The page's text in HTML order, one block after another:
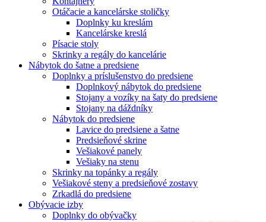
Otáčacie a kancelárske stoličky
Doplnky ku kreslám
Kancelárske kreslá
Písacie stoly
Skrinky a regály do kancelárie
Nábytok do šatne a predsiene
Doplnky a príslušenstvo do predsiene
Doplnkový nábytok do predsiene
Stojany a vozíky na šaty do predsiene
Stojany na dáždníky
Nábytok do predsiene
Lavice do predsiene a šatne
Predsieňové skrine
Vešiakové panely
Vešiaky na stenu
Skrinky na topánky a regály
Vešiakové steny a predsieňové zostavy
Zrkadlá do predsiene
Obývacie izby
Doplnky do obývačky